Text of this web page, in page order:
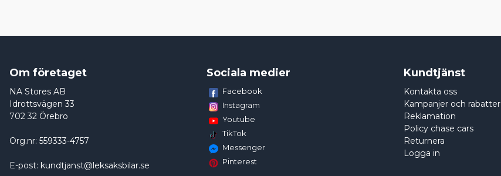
Om företaget
NA Stores AB
Idrottsvägen 33
702 32 Örebro
Org.nr: 559333-4757
E-post: kundtjanst@leksaksbilar.se
Sociala medier
Facebook
Instagram
Youtube
TikTok
Messenger
Pinterest
Kundtjänst
Kontakta oss
Kampanjer och rabatter
Reklamation
Policy chase cars
Returnera
Logga in